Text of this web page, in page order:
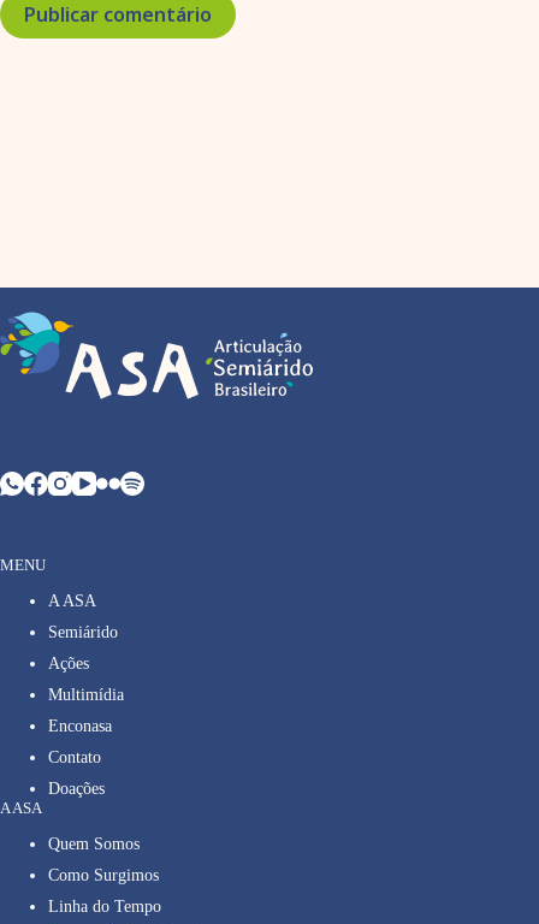
Publicar comentário
MENU
A ASA
Semiárido
Ações
Multimídia
Enconasa
Contato
Doações
A ASA
Quem Somos
Como Surgimos
Linha do Tempo